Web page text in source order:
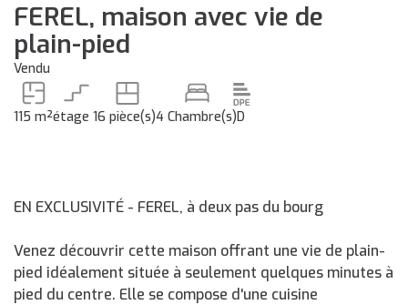
FEREL, maison avec vie de
plain-pied
Vendu
115 m²étage 16 pièce(s)4 Chambre(s)D
EN EXCLUSIVITÉ - FEREL, à deux pas du bourg
Venez découvrir cette maison offrant une vie de plain-
pied idéalement située à seulement quelques minutes à
pied du centre. Elle se compose d'une cuisine